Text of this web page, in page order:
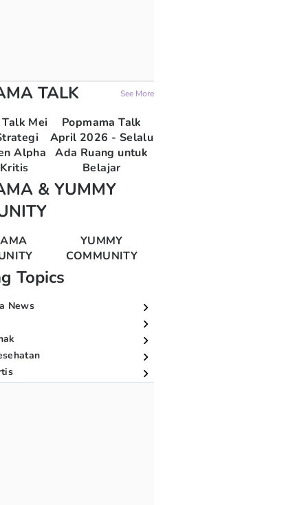
TALK See More
Mei
Alpha
Popmama Talk
April 2026 - Selalu
Ada Ruang untuk
Belajar
& YUMMY
YUMMY
COMMUNITY
Topics
News